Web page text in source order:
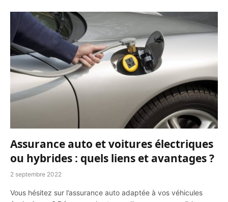
Assurance auto et voitures électriques
ou hybrides : quels liens et avantages ?
2 septembre 2022
Vous hésitez sur l’assurance auto adaptée à vos véhicules